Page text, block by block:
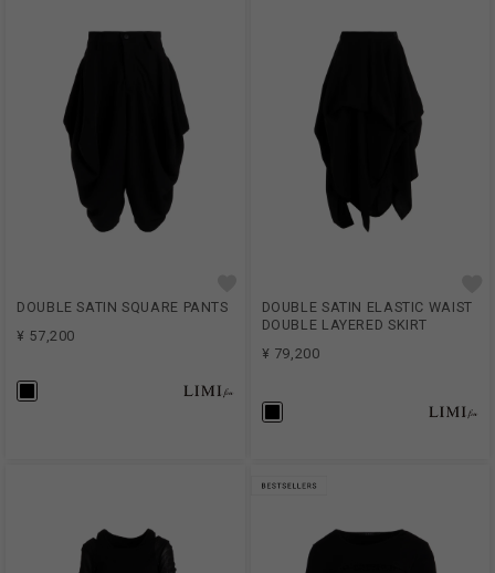
DOUBLE SATIN SQUARE PANTS
¥ 57,200
DOUBLE SATIN ELASTIC WAIST
DOUBLE LAYERED SKIRT
¥ 79,200